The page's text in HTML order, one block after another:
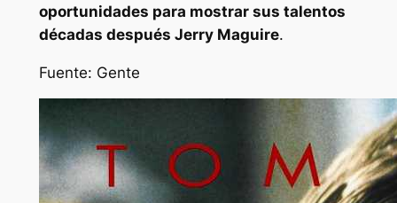
oportunidades para mostrar sus talentos
décadas después Jerry Maguire.
Fuente: Gente